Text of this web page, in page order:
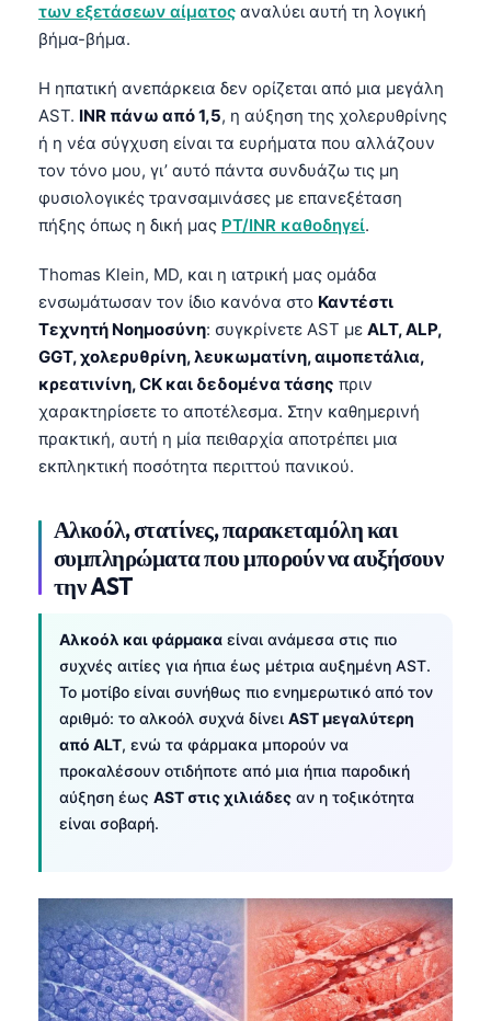
των εξετάσεων αίματος αναλύει αυτή τη λογική
βήμα-βήμα.
Η ηπατική ανεπάρκεια δεν ορίζεται από μια μεγάλη
AST. INR πάνω από 1,5, η αύξηση της χολερυθρίνης
ή η νέα σύγχυση είναι τα ευρήματα που αλλάζουν
τον τόνο μου, γι’ αυτό πάντα συνδυάζω τις μη
φυσιολογικές τρανσαμινάσες με επανεξέταση
πήξης όπως η δική μας PT/INR καθοδηγεί.
Thomas Klein, MD, και η ιατρική μας ομάδα
ενσωμάτωσαν τον ίδιο κανόνα στο Καντέστι
Τεχνητή Νοημοσύνη: συγκρίνετε AST με ALT, ALP,
GGT, χολερυθρίνη, λευκωματίνη, αιμοπετάλια,
κρεατινίνη, CK και δεδομένα τάσης πριν
χαρακτηρίσετε το αποτέλεσμα. Στην καθημερινή
πρακτική, αυτή η μία πειθαρχία αποτρέπει μια
εκπληκτική ποσότητα περιττού πανικού.
Αλκοόλ, στατίνες, παρακεταμόλη και
συμπληρώματα που μπορούν να αυξήσουν
την AST
Αλκοόλ και φάρμακα είναι ανάμεσα στις πιο
συχνές αιτίες για ήπια έως μέτρια αυξημένη AST.
Το μοτίβο είναι συνήθως πιο ενημερωτικό από τον
αριθμό: το αλκοόλ συχνά δίνει AST μεγαλύτερη
από ALT, ενώ τα φάρμακα μπορούν να
προκαλέσουν οτιδήποτε από μια ήπια παροδική
αύξηση έως AST στις χιλιάδες αν η τοξικότητα
είναι σοβαρή.
Lietuvių kalba
Polski
한국어
Shqip
বাংলা
اردو
मराठी
తెలుగు
தமிழ்
ગુજરાતી
ಕನ್ನಡ
മലയാളം
Tiếng Việt
Tagalog
ไทย
ភាសាខ្មែរ
Kiswahili
አማርኛ
Українська
O‘zbekcha
Català
Қазақ тілі
Hrvatski